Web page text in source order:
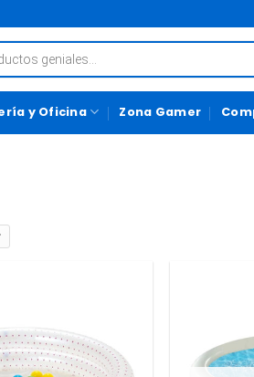
y Oficina Zona Gamer